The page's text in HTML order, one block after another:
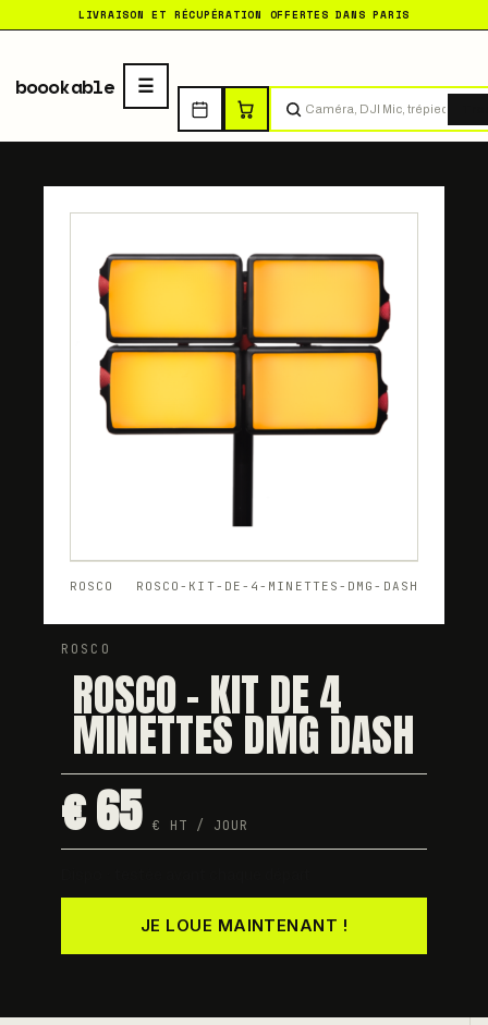
LIVRAISON ET RÉCUPÉRATION OFFERTES DANS PARIS
boookable
ROSCO ROSCO-KIT-DE-4-MINETTES-DMG-DASH
ROSCO
ROSCO - KIT DE 4
MINETTES DMG DASH
€ 65 € HT / JOUR
JE LOUE MAINTENANT !